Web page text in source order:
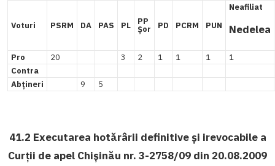
Voturi PSRM DA PAS PL PP
Șor PD PCRM PUN
Neafiliat
Nedelea
Pro 20 3 2 1 1 1
1
Contra
Abțineri
9 5
41.2 Executarea hotărârii definitive și irevocabile a
Curții de apel Chișinău nr. 3-2758/09 din 20.08.2009